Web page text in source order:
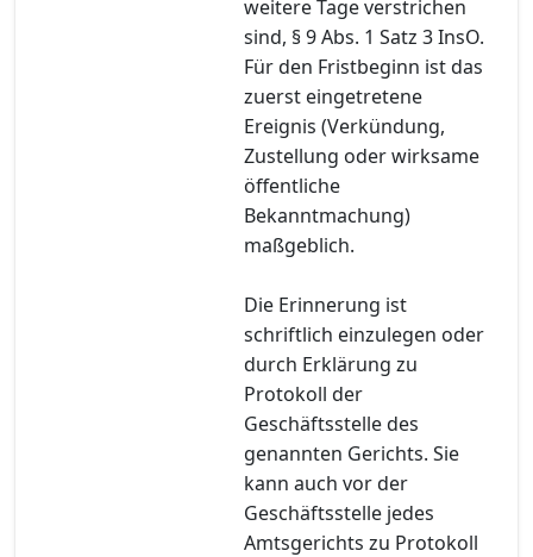
weitere Tage verstrichen
sind, § 9 Abs. 1 Satz 3 InsO.
Für den Fristbeginn ist das
zuerst eingetretene
Ereignis (Verkündung,
Zustellung oder wirksame
öffentliche
Bekanntmachung)
maßgeblich.
Die Erinnerung ist
schriftlich einzulegen oder
durch Erklärung zu
Protokoll der
Geschäftsstelle des
genannten Gerichts. Sie
kann auch vor der
Geschäftsstelle jedes
Amtsgerichts zu Protokoll